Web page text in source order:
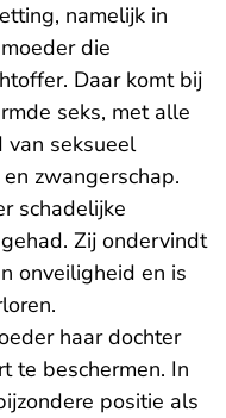
namelijk in
die
Daar komt bij
seks, met alle
van seksueel
zwangerschap.
schadelijke
Zij ondervindt
onveiligheid en is
haar dochter
te beschermen. In
positie als